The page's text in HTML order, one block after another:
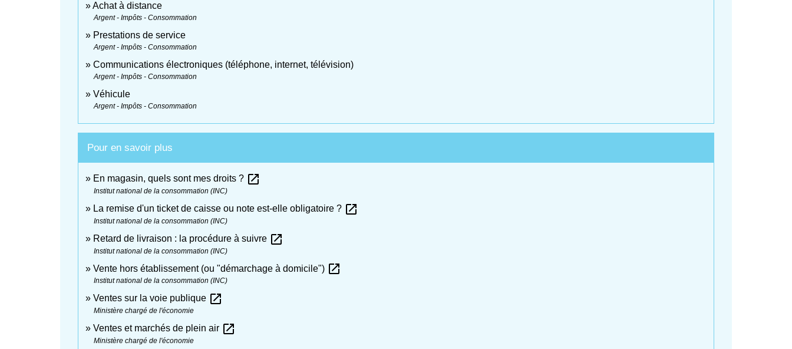
Achat à distance
Argent - Impôts - Consommation
Prestations de service
Argent - Impôts - Consommation
Communications électroniques (téléphone, internet, télévision)
Argent - Impôts - Consommation
Véhicule
Argent - Impôts - Consommation
Pour en savoir plus
En magasin, quels sont mes droits ? open_in_new
Institut national de la consommation (INC)
La remise d'un ticket de caisse ou note est-elle obligatoire ? open_in_new
Institut national de la consommation (INC)
Retard de livraison : la procédure à suivre open_in_new
Institut national de la consommation (INC)
Vente hors établissement (ou "démarchage à domicile") open_in_new
Institut national de la consommation (INC)
Ventes sur la voie publique open_in_new
Ministère chargé de l'économie
Ventes et marchés de plein air open_in_new
Ministère chargé de l'économie